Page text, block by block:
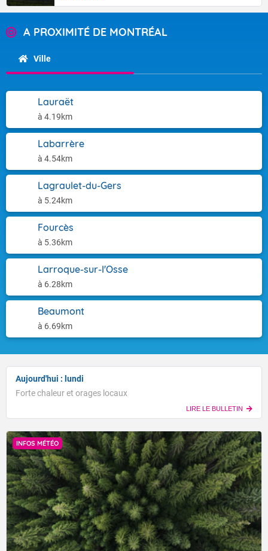
A PROXIMITÉ DE MONTRÉAL
Ville
Lauraët
à 4.19km
Labarrère
à 4.54km
Lagraulet-du-Gers
à 5.24km
Fourcès
à 5.36km
Larroque-sur-l'Osse
à 6.28km
Beaumont
à 6.69km
Aujourd'hui : lundi
Forte chaleur et orages locaux
LIRE LE BULLETIN
INFOS MÉTÉO